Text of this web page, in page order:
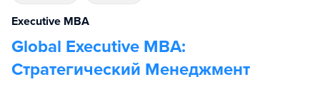
Executive MBA
Global Executive MBA:
Стратегический Менеджмент